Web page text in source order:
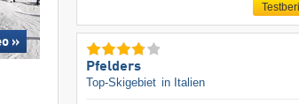
»
Pfelders
Top-Skigebiet in Italien